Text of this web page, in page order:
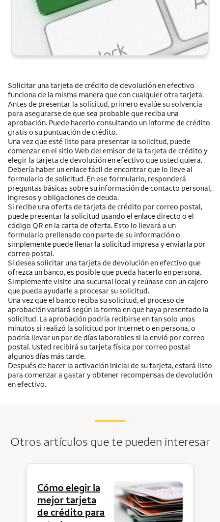
Solicitar una tarjeta de crédito de devolución en efectivo
funciona de la misma manera que con cualquier otra tarjeta.
Antes de presentar la solicitud, primero evalúe su solvencia
para asegurarse de que sea probable que reciba una
aprobación. Puede hacerlo consultando un informe de crédito
gratis o su puntuación de crédito.
Una vez que esté listo para presentar la solicitud, puede
comenzar en el sitio Web del emisor de la tarjeta de crédito y
elegir la tarjeta de devolución en efectivo que usted quiera.
Debería haber un enlace fácil de encontrar que lo lleve al
formulario de solicitud. En ese formulario, responderá
preguntas básicas sobre su información de contacto personal,
ingresos y obligaciones de deuda.
Si recibe una oferta de tarjeta de crédito por correo postal,
puede presentar la solicitud usando el enlace directo o el
código QR en la carta de oferta. Esto lo llevará a un
formulario prellenado con parte de su información o
simplemente puede llenar la solicitud impresa y enviarla por
correo postal.
Si desea solicitar una tarjeta de devolución en efectivo que
ofrezca un banco, es posible que pueda hacerlo en persona.
Simplemente visite una sucursal local y reúnase con un cajero
que pueda ayudarle a procesar su solicitud.
Una vez que el banco reciba su solicitud, el proceso de
aprobación variará según la forma en que haya presentado la
solicitud. La aprobación podría recibirse en tan solo unos
minutos si realizó la solicitud por Internet o en persona, o
podría llevar un par de días laborables si la envió por correo
postal. Usted recibirá su tarjeta física por correo postal
algunos días más tarde.
Después de hacer la activación inicial de su tarjeta, estará listo
para comenzar a gastar y obtener recompensas de devolución
en efectivo.
Otros artículos que te pueden interesar
Cómo elegir la
mejor tarjeta
de crédito para